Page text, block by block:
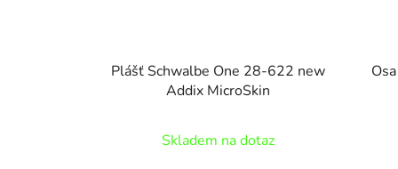
Plášť Schwalbe One 28-622 new
Addix MicroSkin
Skladem na dotaz